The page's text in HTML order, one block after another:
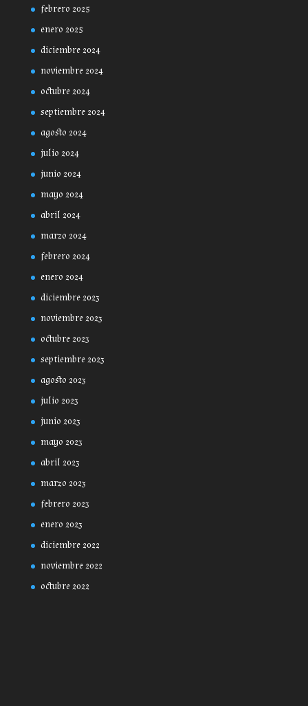
febrero 2025
enero 2025
diciembre 2024
noviembre 2024
octubre 2024
septiembre 2024
agosto 2024
julio 2024
junio 2024
mayo 2024
abril 2024
marzo 2024
febrero 2024
enero 2024
diciembre 2023
noviembre 2023
octubre 2023
septiembre 2023
agosto 2023
julio 2023
junio 2023
mayo 2023
abril 2023
marzo 2023
febrero 2023
enero 2023
diciembre 2022
noviembre 2022
octubre 2022